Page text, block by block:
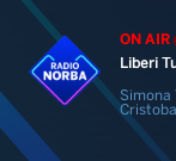
ON AIR
Liberi
Simona
Cristobal